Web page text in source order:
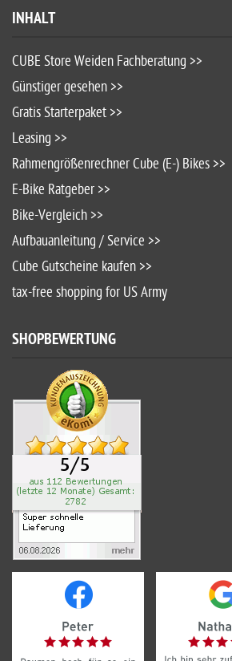
INHALT
CUBE Store Weiden Fachberatung >>
Günstiger gesehen >>
Gratis Starterpaket >>
Leasing >>
Rahmengrößenrechner Cube (E-) Bikes >>
E-Bike Ratgeber >>
Bike-Vergleich >>
Aufbauanleitung / Service >>
Cube Gutscheine kaufen >>
tax-free shopping for US Army
SHOPBEWERTUNG